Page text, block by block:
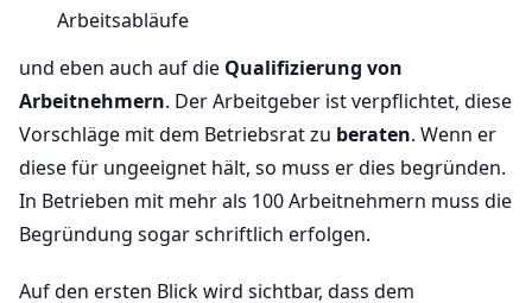
Arbeitsabläufe
und eben auch auf die Qualifizierung von
Arbeitnehmern. Der Arbeitgeber ist verpflichtet, diese
Vorschläge mit dem Betriebsrat zu beraten. Wenn er
diese für ungeeignet hält, so muss er dies begründen.
In Betrieben mit mehr als 100 Arbeitnehmern muss die
Begründung sogar schriftlich erfolgen.
Auf den ersten Blick wird sichtbar, dass dem